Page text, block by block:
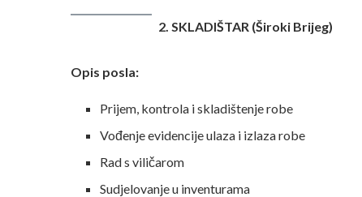
2. SKLADIŠTAR (Široki Brijeg)
Opis posla:
Prijem, kontrola i skladištenje robe
Vođenje evidencije ulaza i izlaza robe
Rad s viličarom
Sudjelovanje u inventurama